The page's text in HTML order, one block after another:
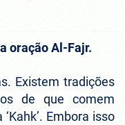
oração Al-Fajr.
Existem tradições
de que comem
Embora isso